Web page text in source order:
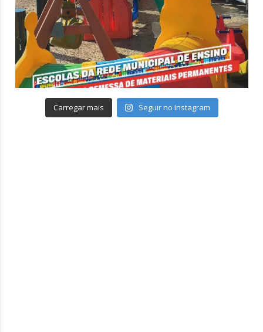
Carregar mais Seguir no Instagram